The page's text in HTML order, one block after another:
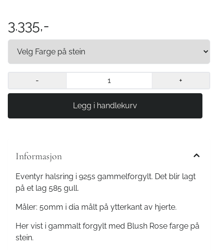
3.335,-
- +
Informasjon
Eventyr halsring i 925s gammelforgylt. Det blir lagt
på et lag 585 gull.
Måler: 50mm i dia målt på ytterkant av hjerte.
Her vist i gammalt forgylt med Blush Rose farge på
stein.